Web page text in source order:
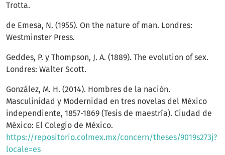
Trotta.
de Emesa, N. (1955). On the nature of man. Londres:
Westminster Press.
Geddes, P. y Thompson, J. A. (1889). The evolution of sex.
Londres: Walter Scott.
González, M. H. (2014). Hombres de la nación.
Masculinidad y Modernidad en tres novelas del México
independiente, 1857-1869 (Tesis de maestría). Ciudad de
México: El Colegio de México.
https://repositorio.colmex.mx/concern/theses/9019s273j?
locale=es